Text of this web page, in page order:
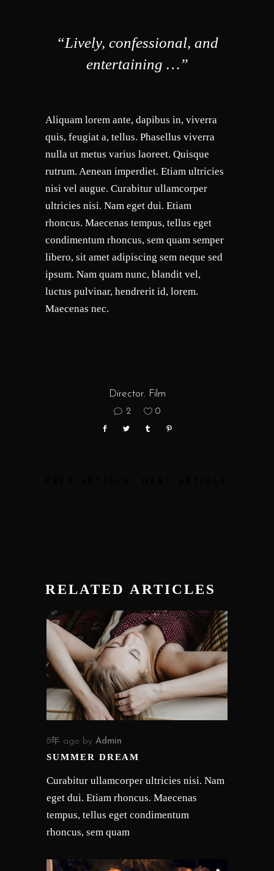
“Lively, confessional, and
entertaining …”
Aliquam lorem ante, dapibus in, viverra
quis, feugiat a, tellus. Phasellus viverra
nulla ut metus varius laoreet. Quisque
rutrum. Aenean imperdiet. Etiam ultricies
nisi vel augue. Curabitur ullamcorper
ultricies nisi. Nam eget dui. Etiam
rhoncus. Maecenas tempus, tellus eget
condimentum rhoncus, sem quam semper
libero, sit amet adipiscing sem neque sed
ipsum. Nam quam nunc, blandit vel,
luctus pulvinar, hendrerit id, lorem.
Maecenas nec.
Director, Film
2 0
RELATED ARTICLES
8年 ago by Admin
SUMMER DREAM
Curabitur ullamcorper ultricies nisi. Nam
eget dui. Etiam rhoncus. Maecenas
tempus, tellus eget condimentum
rhoncus, sem quam